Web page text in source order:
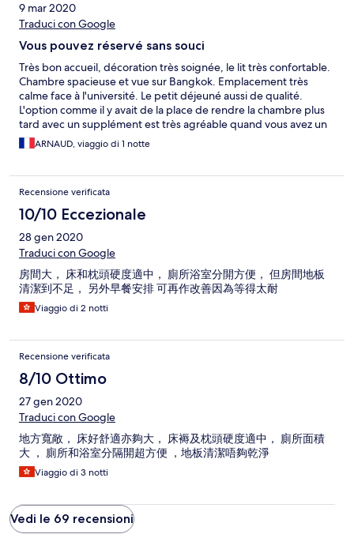
9 mar 2020
Traduci con Google
Vous pouvez réservé sans souci
Très bon accueil, décoration très soignée, le lit très confortable.
Chambre spacieuse et vue sur Bangkok. Emplacement très
calme face à l'université. Le petit déjeuné aussi de qualité.
L'option comme il y avait de la place de rendre la chambre plus
tard avec un supplément est très agréable quand vous avez un
vol très tard. Appel d'un taxi très rapide. Très bon séjour. Merci
ARNAUD, viaggio di 1 notte
Recensione verificata
10/10 Eccezionale
28 gen 2020
Traduci con Google
房間大， 床和枕頭硬度適中， 廁所浴室分開方便， 但房間地板
清潔到不足， 另外早餐安排 可再作改善因為等得太耐
Viaggio di 2 notti
Recensione verificata
8/10 Ottimo
27 gen 2020
Traduci con Google
地方寬敞， 床好舒適亦夠大， 床褥及枕頭硬度適中， 廁所面積
大 ， 廁所和浴室分隔開超方便 ，地板清潔唔夠乾淨
Viaggio di 3 notti
Vedi le 69 recensioni